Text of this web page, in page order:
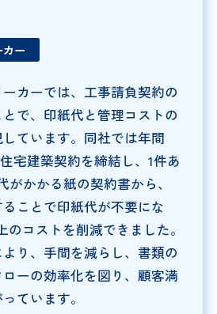
ー
カーでは、工事請負契約の
で、印紙代と管理コストの
ています。同社では年間
宅建築契約を締結し、1件あ
がかかる紙の契約書から、
ことで印紙代が不要にな
のコストを削減できました。
り、手間を減らし、書類の
ーの効率化を図り、顧客満
ています。